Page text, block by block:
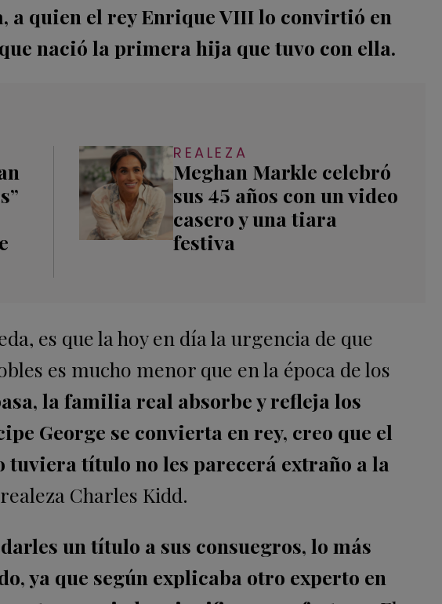
a quien el rey Enrique VIII lo convirtió en
nació la primera hija que tuvo con ella.
REALEZA
Meghan Markle celebró
sus 45 años con un video
casero y una tiara
festiva
es que la hoy en día la urgencia de que
es mucho menor que en la época de los
la familia real absorbe y refleja los
George se convierta en rey, creo que el
tuviera título no les parecerá extraño a la
Charles Kidd.
un título a sus consuegros, lo más
ya que según explicaba otro experto en